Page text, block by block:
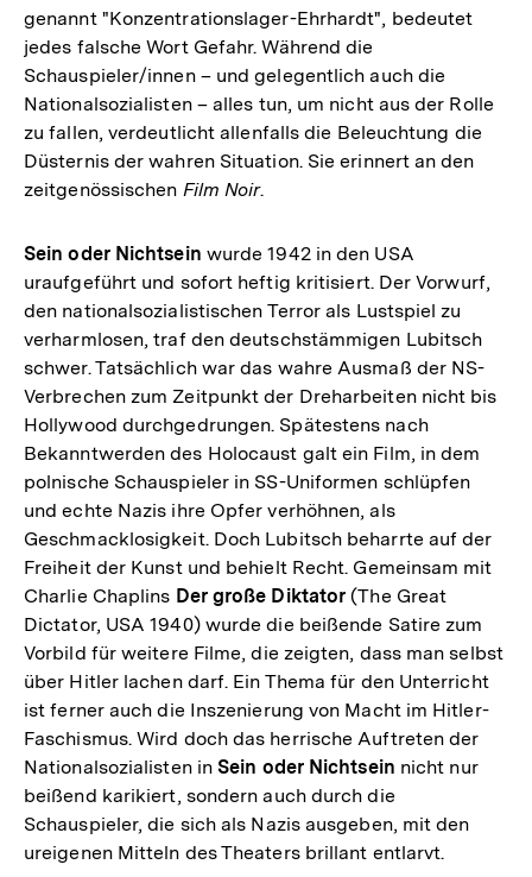
genannt "Konzentrationslager-Ehrhardt", bedeutet
jedes falsche Wort Gefahr. Während die
Schauspieler/innen – und gelegentlich auch die
Nationalsozialisten – alles tun, um nicht aus der Rolle
zu fallen, verdeutlicht allenfalls die Beleuchtung die
Düsternis der wahren Situation. Sie erinnert an den
zeitgenössischen Film Noir.
Sein oder Nichtsein wurde 1942 in den USA
uraufgeführt und sofort heftig kritisiert. Der Vorwurf,
den nationalsozialistischen Terror als Lustspiel zu
verharmlosen, traf den deutschstämmigen Lubitsch
schwer. Tatsächlich war das wahre Ausmaß der NS-
Verbrechen zum Zeitpunkt der Dreharbeiten nicht bis
Hollywood durchgedrungen. Spätestens nach
Bekanntwerden des Holocaust galt ein Film, in dem
polnische Schauspieler in SS-Uniformen schlüpfen
und echte Nazis ihre Opfer verhöhnen, als
Geschmacklosigkeit. Doch Lubitsch beharrte auf der
Freiheit der Kunst und behielt Recht. Gemeinsam mit
Charlie Chaplins Der große Diktator (The Great
Dictator, USA 1940) wurde die beißende Satire zum
Vorbild für weitere Filme, die zeigten, dass man selbst
über Hitler lachen darf. Ein Thema für den Unterricht
ist ferner auch die Inszenierung von Macht im Hitler-
Faschismus. Wird doch das herrische Auftreten der
Nationalsozialisten inSein oder Nichtsein nicht nur
beißend karikiert, sondern auch durch die
Schauspieler, die sich als Nazis ausgeben, mit den
ureigenen Mitteln des Theaters brillant entlarvt.